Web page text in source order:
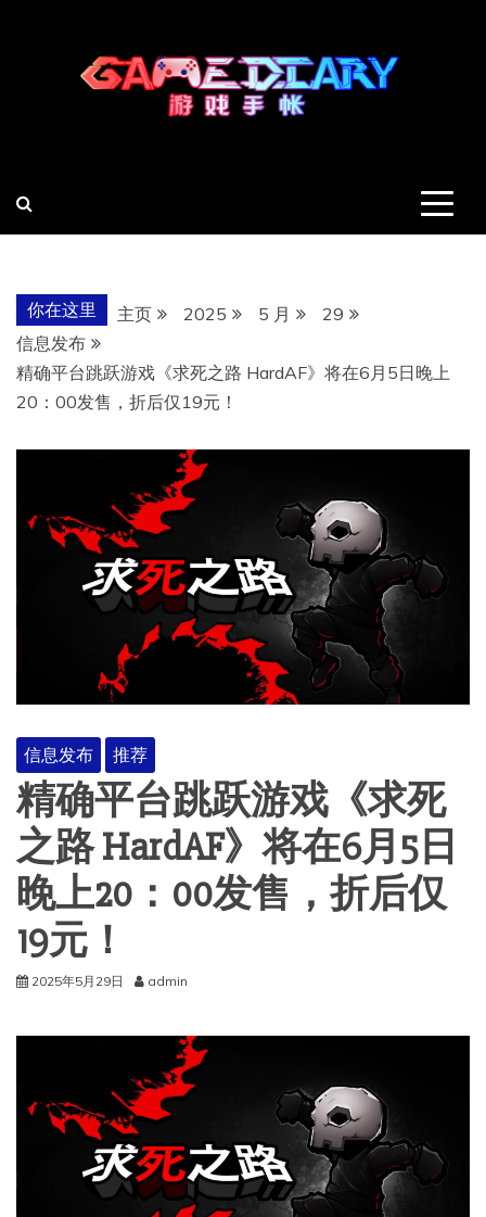
你在这里 主页 2025 5 月
29
信息发布
精确平台跳跃游戏《求死之路 HardAF》将在6月5日晚上
20：00发售，折后仅19元！
信息发布 推荐
精确平台跳跃游戏《求死
之路 HardAF》将在6月5日
晚上20：00发售，折后仅
19元！
2025年5月29日 admin